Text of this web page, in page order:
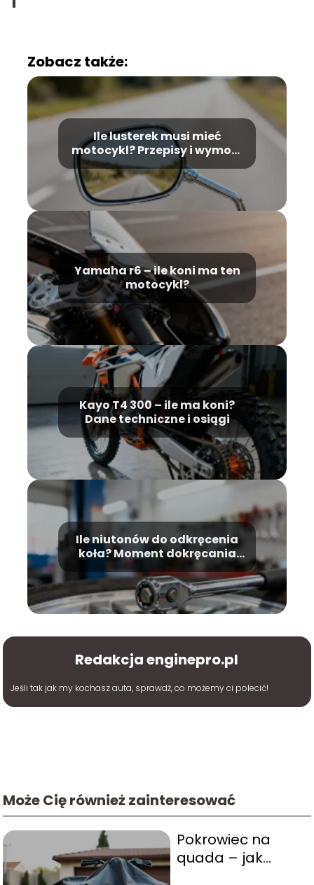
Zobacz także:
Ile lusterek musi mieć
motocykl? Przepisy i wymogi
prawne
Yamaha r6 – ile koni ma ten
motocykl?
Kayo T4 300 – ile ma koni?
Dane techniczne i osiągi
Ile niutonów do odkręcenia
koła? Moment dokręcania
śrub
Redakcja enginepro.pl
Jeśli tak jak my kochasz auta, sprawdź, co możemy ci polecić!
Może Cię również zainteresować
Pokrowiec na
quada – jak